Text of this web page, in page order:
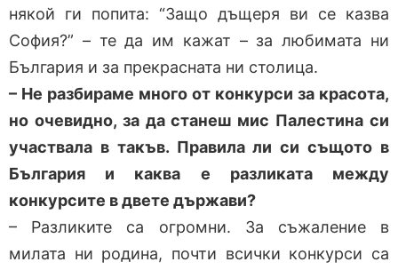
някой ги попита: “Защо дъщеря ви се казва
София?” – те да им кажат – за любимата ни
България и за прекрасната ни столица.
– Не разбираме много от конкурси за красота,
но очевидно, за да станеш мис Палестина си
участвала в такъв. Правила ли си същото в
България и каква е разликата между
конкурсите в двете държави?
– Разликите са огромни. За съжаление в
милата ни родина, почти всички конкурси са